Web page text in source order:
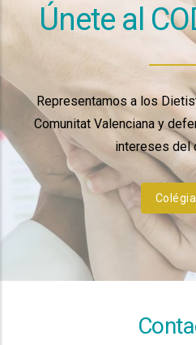
Únete al
Representamos a los
Comunitat Valenciana y
intereses del